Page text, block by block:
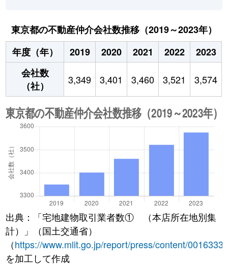
東京都の不動産仲介会社数推移（2019～2023年）
年度（年）
2019 2020 2021 2022
2023
会社数
（社）
3,349 3,401 3,460 3,521 3,574
出典：「宅地建物取引業者数① （本店所在地別集
計）」（国土交通省）
（https://www.mlit.go.jp/report/press/content/
を加工して作成